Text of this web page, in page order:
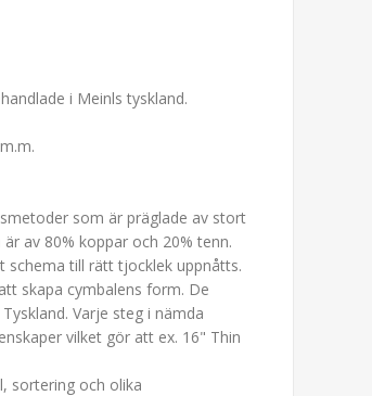
i Meinls tyskland.
som är präglade av stort
av 80% koppar och 20% tenn.
schema till rätt tjocklek uppnåtts.
skapa cymbalens form. De
Varje steg i nämda
vilket gör att ex. 16" Thin
sortering och olika